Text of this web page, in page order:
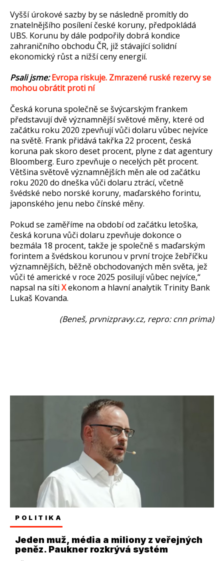
Vyšší úrokové sazby by se následně promítly do
znatelnějšího posílení české koruny, předpokládá
UBS. Korunu by dále podpořily dobrá kondice
zahraničního obchodu ČR, již stávající solidní
ekonomický růst a nižší ceny energií.
Psali jsme:Evropa riskuje. Zmrazené ruské rezervy se
mohou obrátit proti ní
Česká koruna společně se švýcarským frankem
představují dvě významnější světové měny, které od
začátku roku 2020 zpevňují vůči dolaru vůbec nejvíce
na světě. Frank přidává takřka 22 procent, česká
koruna pak skoro deset procent, plyne z dat agentury
Bloomberg. Euro zpevňuje o necelých pět procent.
Většina světově významnějších měn ale od začátku
roku 2020 do dneška vůči dolaru ztrácí, včetně
švédské nebo norské koruny, maďarského forintu,
japonského jenu nebo čínské měny.
Pokud se zaměříme na období od začátku letoška,
česká koruna vůči dolaru zpevňuje dokonce o
bezmála 18 procent, takže je společně s maďarským
forintem a švédskou korunou v první trojce žebříčku
významnějších, běžně obchodovaných měn světa, jež
vůči té americké v roce 2025 posilují vůbec nejvíce,“
napsal na síti Xekonom a hlavní analytik Trinity Bank
Lukaš Kovanda.
(Beneš, prvnizpravy.cz, repro: cnn prima)
POLITIKA
Jeden muž, média a miliony z veřejných
peněz. Paukner rozkrývá systém